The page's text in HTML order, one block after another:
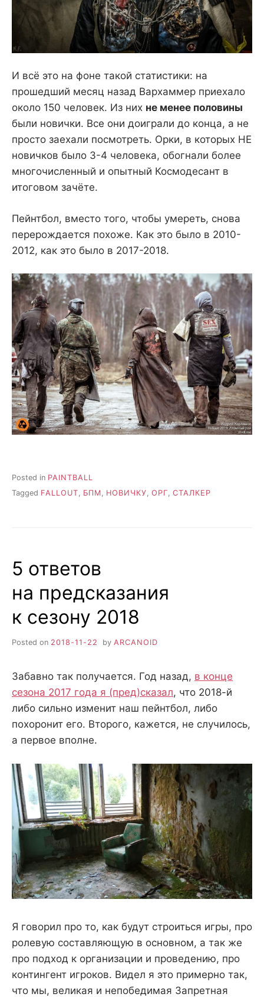
И всё это на фоне такой статистики: на
прошедший месяц назад Вархаммер приехало
около 150 человек. Из них не менее половины
были новички. Все они доиграли до конца, а не
просто заехали посмотреть. Орки, в которых НЕ
новичков было 3-4 человека, обогнали более
многочисленный и опытный Космодесант в
итоговом зачёте.
Пейнтбол, вместо того, чтобы умереть, снова
перерождается похоже. Как это было в 2010-
2012, как это было в 2017-2018.
Posted in PAINTBALL
Tagged FALLOUT, БПМ, НОВИЧКУ, ОРГ, СТАЛКЕР
5 ответов
на предсказания
к сезону 2018
Posted on 2018-11-22 by ARCANOID
Забавно так получается. Год назад, в конце
сезона 2017 года я (пред)сказал, что 2018-й
либо сильно изменит наш пейнтбол, либо
похоронит его. Второго, кажется, не случилось,
а первое вполне.
Я говорил про то, как будут строиться игры, про
ролевую составляющую в основном, а так же
про подход к организации и проведению, про
контингент игроков. Видел я это примерно так,
что мы, великая и непобедимая Запретная